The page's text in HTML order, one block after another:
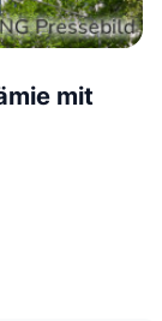
mit